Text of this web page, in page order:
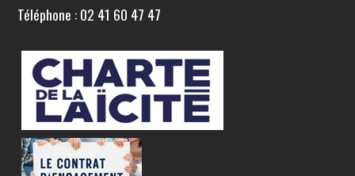
Téléphone : 02 41 60 47 47